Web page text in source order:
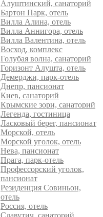
Алуштинский, санаторий
Бартон Парк, отель
Вилла Алина, отель
Вилла Аннигора, отель
Вилла Валентина, отель
Восход, комплекс
Голубая волна, санаторий
Горизонт Алушта, отель
Демерджи, парк-отель
Днепр, пансионат
Киев, санаторий
Крымские зори, санаторий
Легенда, гостиница
Ласковый берег, пансионат
Морской, отель
Морской уголок, отель
Нева, пансионат
Прага, парк-отель
Профессорский уголок,
пансионат
Резиденция Совиньон,
отель
Россия, отель
Славутич, санаторий